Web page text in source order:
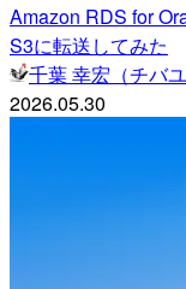
Amazon RDS for
S3に転送してみた
千葉 幸宏（チバユ
2026.05.30